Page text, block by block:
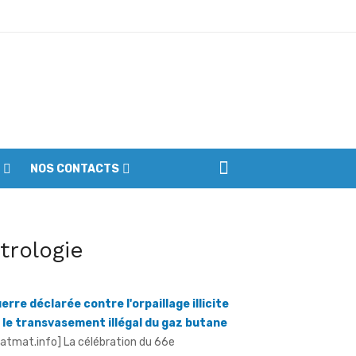
du parc
NOS CONTACTS
déclarée contre l'orpaillage illicite
transvasement illégal du gaz butane
La célébration du 66e